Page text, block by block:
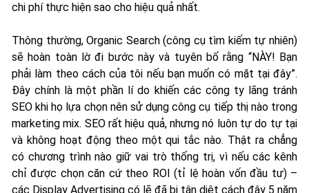
chi phí thực hiện sao cho hiệu quả nhất.
Thông thường, Organic Search (công cụ tìm kiếm tự nhiên)
sẽ hoàn toàn lờ đi bước này và tuyên bố rằng “NÀY! Bạn
phải làm theo cách của tôi nếu bạn muốn có mặt tại đây”.
Đây chính là một phần lí do khiến các công ty lãng tránh
SEO khi họ lựa chọn nên sử dụng công cụ tiếp thị nào trong
marketing mix. SEO rất hiệu quả, nhưng nó luôn tự do tự tại
và không hoạt động theo một qui tắc nào. Thật ra chẳng
có chương trình nào giữ vai trò thống trị, vì nếu các kênh
chỉ được chọn căn cứ theo ROI (tỉ lệ hoàn vốn đầu tư) –
các Display Advertising có lẽ đã bị tận diệt cách đây 5 năm